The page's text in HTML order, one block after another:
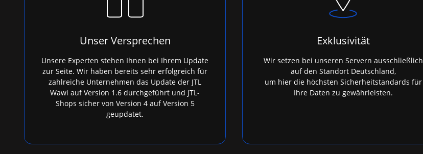
Unser Versprechen
Unsere Experten stehen Ihnen bei Ihrem Update
zur Seite. Wir haben bereits sehr erfolgreich für
zahlreiche Unternehmen das Update der JTL
Wawi auf Version 1.6 durchgeführt und JTL-
Shops sicher von Version 4 auf Version 5
geupdatet.
Exklusivität
Wir setzen bei unseren Servern ausschließlich
auf den Standort Deutschland,
um hier die höchsten Sicherheitstandards für
Ihre Daten zu gewährleisten.